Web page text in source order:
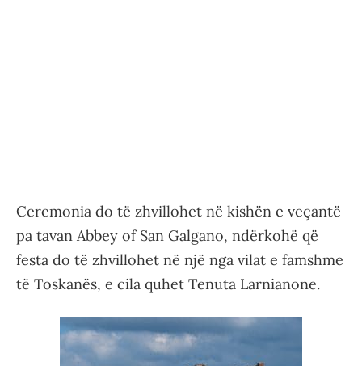
Ceremonia do të zhvillohet në kishën e veçantë
pa tavan Abbey of San Galgano, ndërkohë që
festa do të zhvillohet në një nga vilat e famshme
të Toskanës, e cila quhet Tenuta Larnianone.